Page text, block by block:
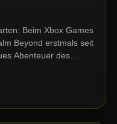
Beim Xbox Games
Beyond erstmals seit
Abenteuer des
der Spyro Reignited